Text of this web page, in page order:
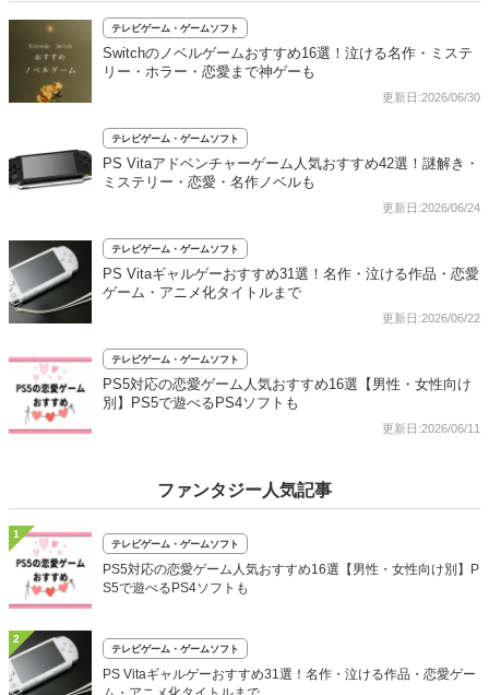
テレビゲーム・ゲームソフト
Switchのノベルゲームおすすめ16選！泣ける名作・ミステ
リー・ホラー・恋愛まで神ゲーも
更新日:2026/06/30
テレビゲーム・ゲームソフト
PS Vitaアドベンチャーゲーム人気おすすめ42選！謎解き・
ミステリー・恋愛・名作ノベルも
更新日:2026/06/24
テレビゲーム・ゲームソフト
PS Vitaギャルゲーおすすめ31選！名作・泣ける作品・恋愛
ゲーム・アニメ化タイトルまで
更新日:2026/06/22
テレビゲーム・ゲームソフト
PS5対応の恋愛ゲーム人気おすすめ16選【男性・女性向け
別】PS5で遊べるPS4ソフトも
更新日:2026/06/11
ファンタジー人気記事
1
テレビゲーム・ゲームソフト
PS5対応の恋愛ゲーム人気おすすめ16選【男性・女性向け別】P
S5で遊べるPS4ソフトも
2
テレビゲーム・ゲームソフト
PS Vitaギャルゲーおすすめ31選！名作・泣ける作品・恋愛ゲー